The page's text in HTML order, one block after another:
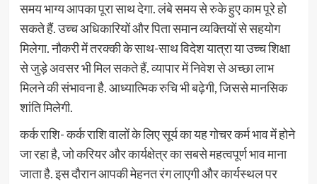
समय भाग्य आपका पूरा साथ देगा. लंबे समय से रुके हुए काम पूरे हो
सकते हैं. उच्च अधिकारियों और पिता समान व्यक्तियों से सहयोग
मिलेगा. नौकरी में तरक्की के साथ-साथ विदेश यात्रा या उच्च शिक्षा
से जुड़े अवसर भी मिल सकते हैं. व्यापार में निवेश से अच्छा लाभ
मिलने की संभावना है. आध्यात्मिक रुचि भी बढ़ेगी, जिससे मानसिक
शांति मिलेगी.
कर्क राशि- कर्क राशि वालों के लिए सूर्य का यह गोचर कर्म भाव में होने
जा रहा है, जो करियर और कार्यक्षेत्र का सबसे महत्वपूर्ण भाव माना
जाता है. इस दौरान आपकी मेहनत रंग लाएगी और कार्यस्थल पर